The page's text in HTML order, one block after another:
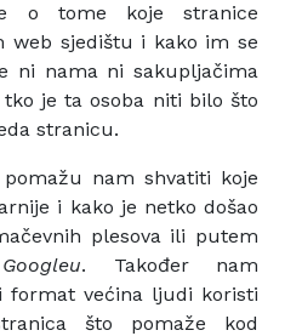
o tome koje stranice
web sjedištu i kako im se
ni nama ni sakupljačima
je ta osoba niti bilo što
stranicu.
nam shvatiti koje
i kako je netko došao
plesova ili putem
Googleu. Također nam
format većina ljudi koristi
što pomaže kod